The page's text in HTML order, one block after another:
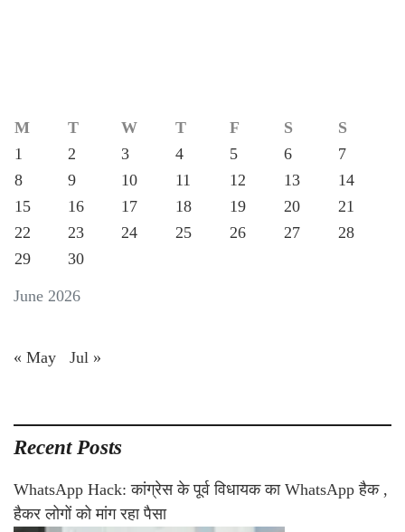
June 2026
M T W T F S
S
1
2 3 4 5 6
7
8
9 10 11 12 13
14
15
16 17 18 19 20
21
22
23 24 25 26 27
28
29
30
« May Jul »
Recent Posts
WhatsApp Hack: कांग्रेस के पूर्व विधायक का WhatsApp हैक ,
हैकर लोगों को मांग रहा पैसा